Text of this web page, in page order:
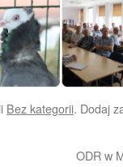
Bez kategorii. Dodaj
ODR w